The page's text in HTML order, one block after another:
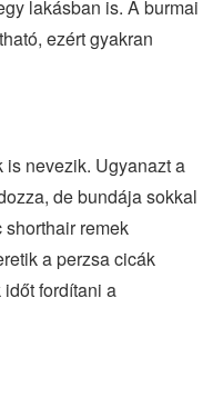
lakásban is. A burmai
ezért gyakran
nevezik. Ugyanazt a
de bundája sokkal
remek
a perzsa cicák
fordítani a